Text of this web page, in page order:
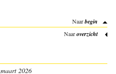
Naarbegin
Naaroverzicht
maart 2026